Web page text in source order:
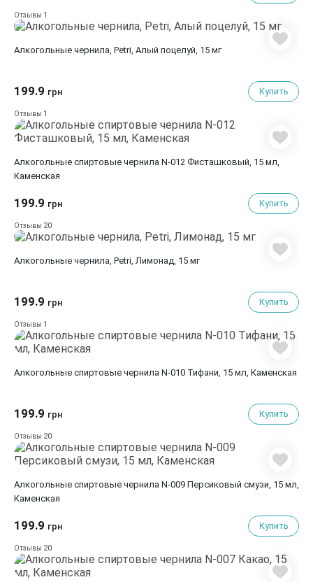
Отзывы 1
Алкогольные чернила, Petri, Алый поцелуй, 15 мг
199.9 грн Купить
Отзывы 1
Алкогольные спиртовые чернила N-012 Фисташковый, 15 мл,
Каменская
199.9 грн Купить
Отзывы 20
Алкогольные чернила, Petri, Лимонад, 15 мг
199.9 грн Купить
Отзывы 1
Алкогольные спиртовые чернила N-010 Тифани, 15 мл, Каменская
199.9 грн Купить
Отзывы 20
Алкогольные спиртовые чернила N-009 Персиковый смузи, 15 мл,
Каменская
199.9 грн Купить
Отзывы 20